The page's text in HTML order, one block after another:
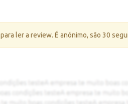
para ler a review. É anónimo, são 30